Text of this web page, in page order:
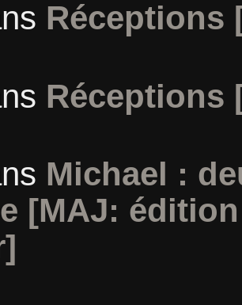
Réceptions
Réceptions
Michael :
[MAJ: